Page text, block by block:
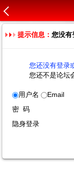
提示信息：您没有
您还没有登录
您还不是论坛
用户名
Email
密 码
隐身登录